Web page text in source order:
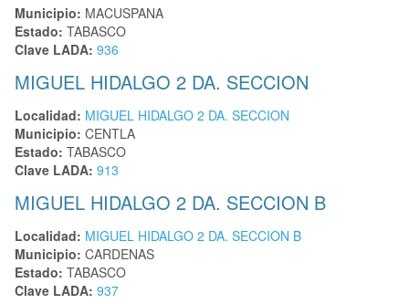
Municipio: MACUSPANA
Estado: TABASCO
Clave LADA: 936
MIGUEL HIDALGO 2 DA. SECCION
Localidad: MIGUEL HIDALGO 2 DA. SECCION
Municipio: CENTLA
Estado: TABASCO
Clave LADA: 913
MIGUEL HIDALGO 2 DA. SECCION B
Localidad: MIGUEL HIDALGO 2 DA. SECCION B
Municipio: CARDENAS
Estado: TABASCO
Clave LADA: 937